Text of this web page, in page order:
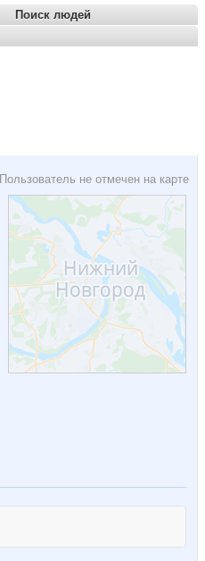
Поиск людей
Пользователь не отмечен на карте